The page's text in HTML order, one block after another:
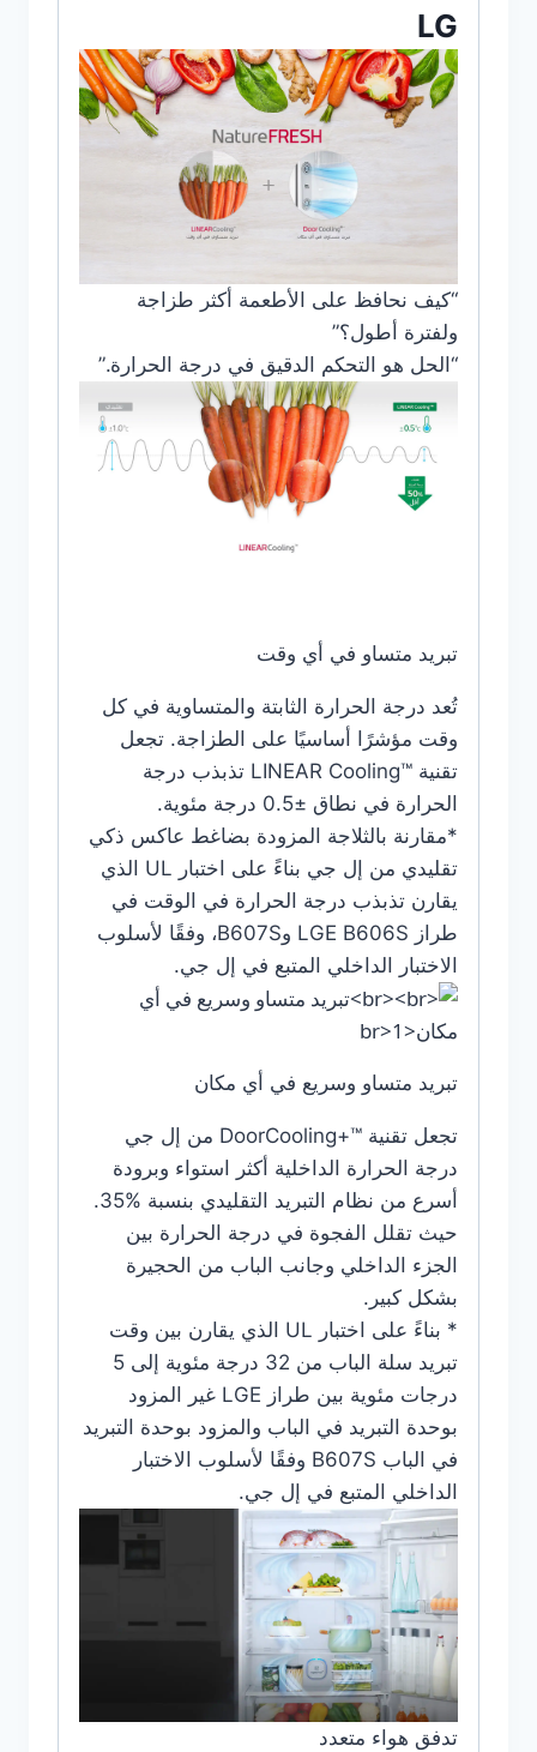
LG
“كيف نحافظ على الأطعمة أكثر طزاجة
ولفترة أطول؟”
“الحل هو التحكم الدقيق في درجة الحرارة.”
تبريد متساو في أي وقت
تُعد درجة الحرارة الثابتة والمتساوية في كل
وقت مؤشرًا أساسيًا على الطزاجة. تجعل
تقنية LINEAR Cooling™‎ تذبذب درجة
الحرارة في نطاق ±0.5 درجة مئوية.
*مقارنة بالثلاجة المزودة بضاغط عاكس ذكي
تقليدي من إل جي بناءً على اختبار UL الذي
يقارن تذبذب درجة الحرارة في الوقت في
طراز LGE B606S وB607S، وفقًا لأسلوب
الاختبار الداخلي المتبع في إل جي.
تبريد متساو وسريع في أي مكان
تجعل تقنية DoorCooling+™‎ من إل جي
درجة الحرارة الداخلية أكثر استواء وبرودة
أسرع من نظام التبريد التقليدي بنسبة %35.
حيث تقلل الفجوة في درجة الحرارة بين
الجزء الداخلي وجانب الباب من الحجيرة
بشكل كبير.
* بناءً على اختبار UL الذي يقارن بين وقت
تبريد سلة الباب من 32 درجة مئوية إلى 5
درجات مئوية بين طراز LGE غير المزود
بوحدة التبريد في الباب والمزود بوحدة التبريد
في الباب B607S وفقًا لأسلوب الاختبار
الداخلي المتبع في إل جي.
تدفق هواء متعدد